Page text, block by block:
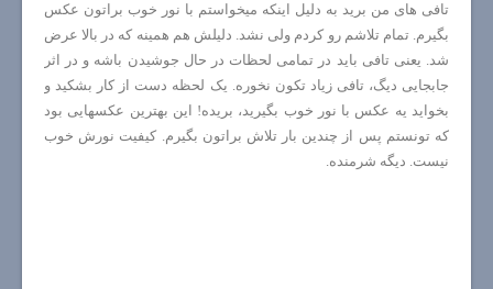
تافی های من برید به دلیل اینکه میخواستم با نور خوب براتون عکس
بگیرم. تمام تلاشم رو کردم ولی نشد. دلیلش هم همینه که در بالا عرض
شد. یعنی تافی باید در تمامی لحظات در حال جوشیدن باشه و در اثر
جابجایی دیگ، تافی زیاد تکون نخوره. یک لحظه دست از کار بشکید و
بخواید یه عکس با نور خوب بگیرید، بریده! این بهترین عکسهایی بود
که تونستم پس از چندین بار تلاش براتون بگیرم. کیفیت نورش خوب
نیست. دیگه شرمنده.